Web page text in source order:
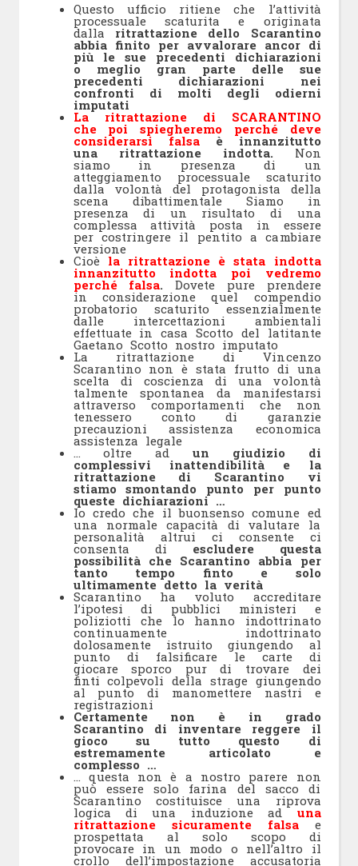
Questo ufficio ritiene che l’attività
processuale scaturita e originata
dalla ritrattazione dello Scarantino
abbia finito per avvalorare ancor di
più le sue precedenti dichiarazioni
o meglio gran parte delle sue
precedenti dichiarazioni nei
confronti di molti degli odierni
imputati
La ritrattazione di SCARANTINO
che poi spiegheremo perché deve
considerarsi falsaè innanzitutto
una ritrattazione indotta.Non
siamo in presenza di un
atteggiamento processuale scaturito
dalla volontà del protagonista della
scena dibattimentale Siamo in
presenza di un risultato di una
complessa attività posta in essere
per costringere il pentito a cambiare
versione
Cioè la ritrattazione è stata indotta
innanzitutto indotta poi vedremo
perché falsa. Dovete pure prendere
in considerazione quel compendio
probatorio scaturito essenzialmente
dalle intercettazioni ambientali
effettuate in casa Scotto del latitante
Gaetano Scotto nostro imputato
La ritrattazione di Vincenzo
Scarantino non è stata frutto di una
scelta di coscienza di una volontà
talmente spontanea da manifestarsi
attraverso comportamenti che non
tenessero conto di garanzie
precauzioni assistenza economica
assistenza legale
… oltre ad un giudizio di
complessivi inattendibilità e la
ritrattazione di Scarantino vi
stiamo smontando punto per punto
queste dichiarazioni …
Io credo che il buonsenso comune ed
una normale capacità di valutare la
personalità altrui ci consente ci
consenta di escludere questa
possibilità che Scarantino abbia per
tanto tempo finto e solo
ultimamente detto la verità
Scarantino ha voluto accreditare
l’ipotesi di pubblici ministeri e
poliziotti che lo hanno indottrinato
continuamente indottrinato
dolosamente istruito giungendo al
punto di falsificare le carte di
giocare sporco pur di trovare dei
finti colpevoli della strage giungendo
al punto di manomettere nastri e
registrazioni
Certamente non è in grado
Scarantino di inventare reggere il
gioco su tutto questo di
estremamente articolato e
complesso …
… questa non è a nostro parere non
può essere solo farina del sacco di
Scarantino costituisce una riprova
logica di una induzione ad una
ritrattazione sicuramente falsa e
prospettata al solo scopo di
provocare in un modo o nell’altro il
crollo dell’impostazione accusatoria